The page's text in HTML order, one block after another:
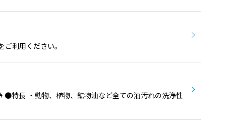
利用ください。
特長 ・動物、植物、鉱物油など全ての油汚れの洗浄性